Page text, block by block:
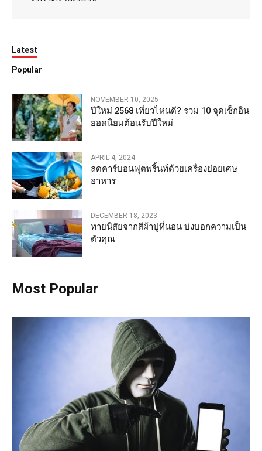
Latest
Popular
NOVEMBER 10, 2025
ปีใหม่ 2568 เที่ยวไหนดี? รวม 10 จุดเช็กอิน
ยอดนิยมต้อนรับปีใหม่
APRIL 4, 2024
ลดคาร์บอนฟุตพริ้นท์ด้วยเครื่องย่อยเศษ
อาหาร
DECEMBER 18, 2023
ทายนิสัยจากสีผ้าปูที่นอน บ่งบอกความเป็น
ตัวคุณ
Most Popular